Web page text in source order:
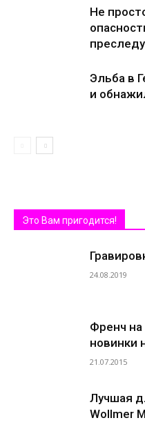
Не
Эльба в
и
Это Вам пригодится!
24.08.2019
Френч на
новинки
21.07.2015
Лучшая
Wollmer